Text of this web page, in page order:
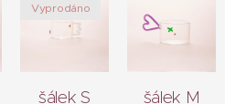
šálek S
Vyprodáno
šálek M